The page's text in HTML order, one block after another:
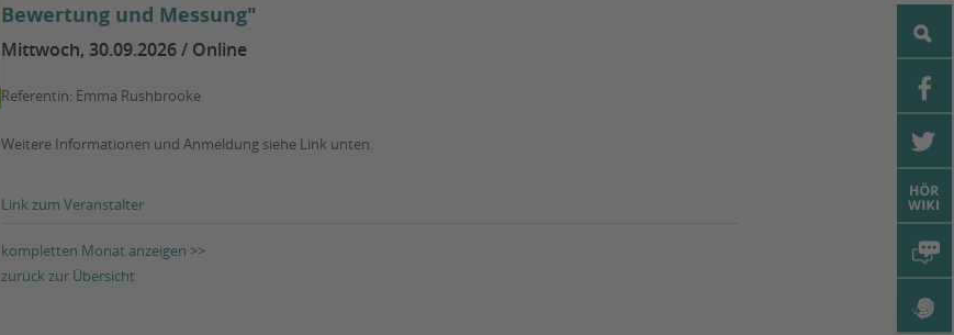
Bewertung und Messung"
Mittwoch, 30.09.2026 / Online
Referentin: Emma Rushbrooke
Weitere Informationen und Anmeldung siehe Link unten.
Link zum Veranstalter
kompletten Monat anzeigen >>
zurück zur Übersicht